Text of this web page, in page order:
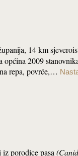
14 km
općina 2009
repa, povrće,…
porodice pasa